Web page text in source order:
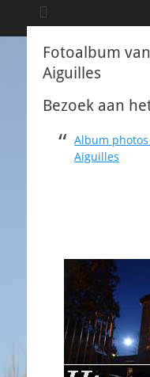
Fotoalbum
Aiguilles
Bezoek aan
Album
Aiguilles